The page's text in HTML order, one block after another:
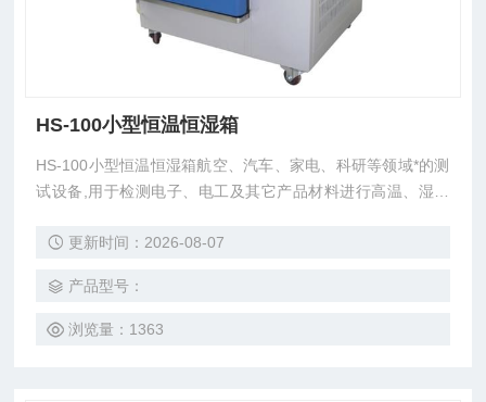
HS-100小型恒温恒湿箱
HS-100小型恒温恒湿箱航空、汽车、家电、科研等领域*的测
试设备,用于检测电子、电工及其它产品材料进行高温、湿热
更新时间：2026-08-07
产品型号：
浏览量：1363